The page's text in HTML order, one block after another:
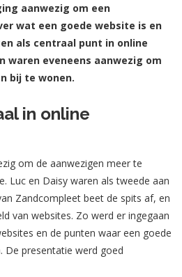
aanwezig om een
wat een goede website is en
als centraal punt in online
waren eveneens aanwezig om
bij te wonen.
in online
om de aanwezigen meer te
Luc en Daisy waren als tweede aan
Zandcompleet beet de spits af, en
van websites. Zo werd er ingegaan
en de punten waar een goede
De presentatie werd goed